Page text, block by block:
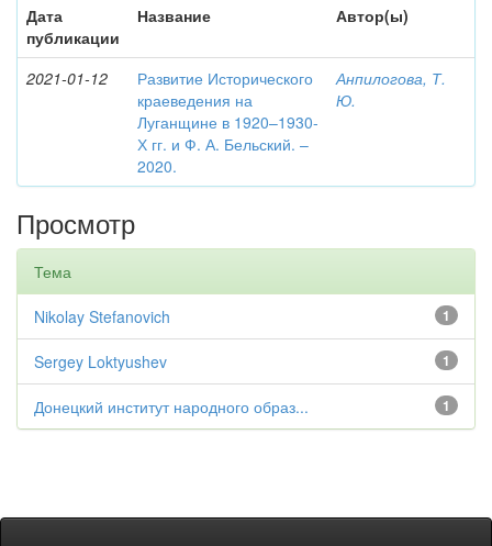
Дата
публикации
Название Автор(ы)
2021-01-12
Развитие Исторического
краеведения на
Луганщине в 1920–1930-
Х гг. и Ф. А. Бельский. –
2020.
Анпилогова, Т.
Ю.
Просмотр
Тема
1
Nikolay Stefanovich
1
Sergey Loktyushev
1
Донецкий институт народного образ...